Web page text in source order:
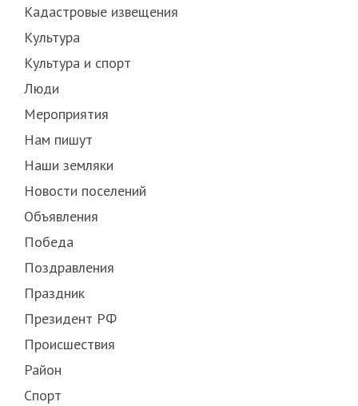
Кадастровые извещения
Культура
Культура и спорт
Люди
Мероприятия
Нам пишут
Наши земляки
Новости поселений
Объявления
Победа
Поздравления
Праздник
Президент РФ
Происшествия
Район
Спорт